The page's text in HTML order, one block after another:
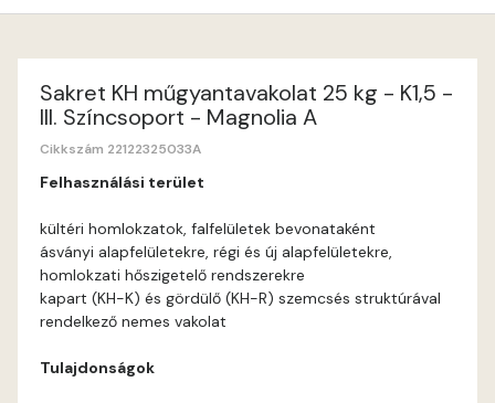
Apricot C
Basalt A
Basalt B
Sakret KH műgyantavakolat 25 kg - K1,5 -
III. Színcsoport - Magnolia A
Cikkszám 22122325033A
Felhasználási terület
kültéri homlokzatok, falfelületek bevonataként
ásványi alapfelületekre, régi és új alapfelületekre,
homlokzati hőszigetelő rendszerekre
kapart (KH-K) és gördülő (KH-R) szemcsés struktúrával
rendelkező nemes vakolat
Tulajdonságok